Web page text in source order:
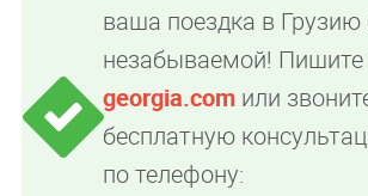
ваша поездка в Грузию
незабываемой! Пишите
georgia.comили
бесплатную
по телефону: